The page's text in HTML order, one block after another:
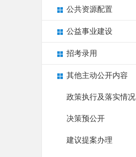
公共资源配置
公益事业建设
招考录用
其他主动公开内容
政策执行及落实情况
决策预公开
建议提案办理